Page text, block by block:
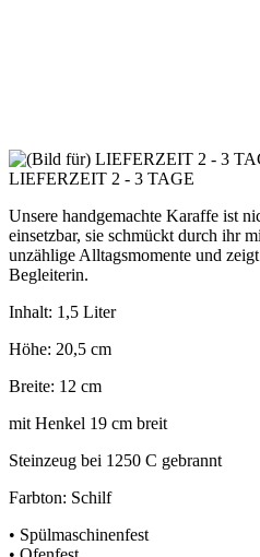
LIEFERZEIT 2 - 3 TAGE
Unsere handgemachte Karaffe ist
einsetzbar, sie schmückt durch ihr
unzählige Alltagsmomente und
Begleiterin.
Inhalt: 1,5 Liter
Höhe: 20,5 cm
Breite: 12 cm
mit Henkel 19 cm breit
Steinzeug bei 1250 C gebrannt
Farbton: Schilf
• Spülmaschinenfest